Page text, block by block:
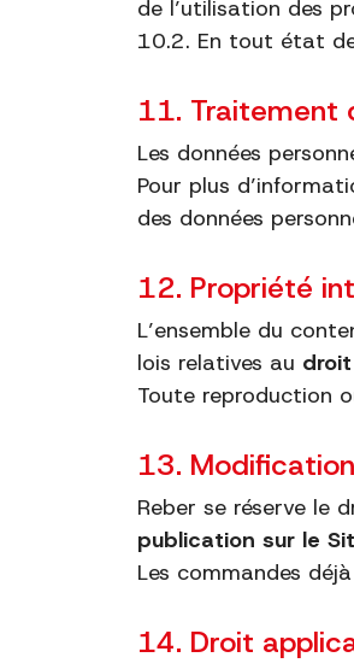
de l’utilisation des
10.2. En tout état
11. Traitement
Les données
Pour plus
des données
12. Propriété
L’ensemble du
lois relatives au
Toute reproduction
13.
Reber se réserve le
publication sur le
Les commandes
14. Droit